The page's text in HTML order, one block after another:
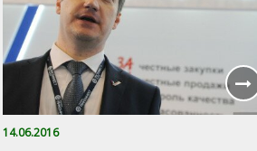
14.06.2016